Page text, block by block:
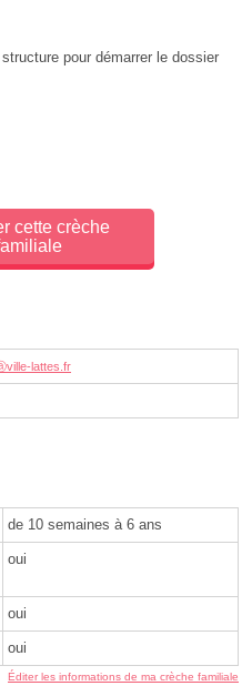
pour démarrer le dossier
cette crèche
lattes.fr
de 10 semaines à 6 ans
oui
oui
oui
Éditer les informations de ma crèche familiale